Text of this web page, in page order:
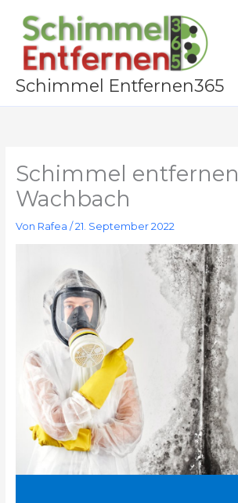
Inhalt
springen
Schimmel Entfernen365
Schimmel entfernen
Wachbach
Von Rafea /21. September 2022